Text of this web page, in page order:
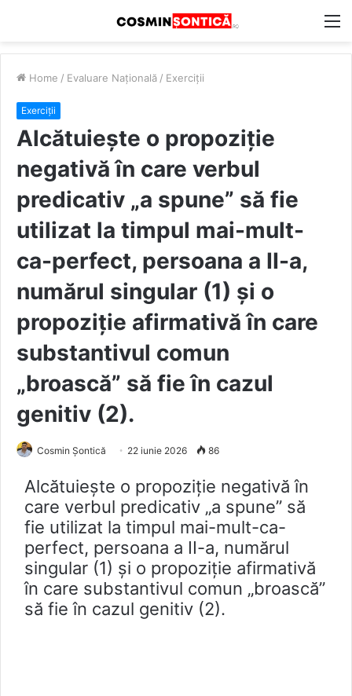
Home / Evaluare Națională / Exerciții
Exerciții
Alcătuiește o propoziție
negativă în care verbul
predicativ „a spune” să fie
utilizat la timpul mai-mult-
ca-perfect, persoana a II-a,
numărul singular (1) și o
propoziție afirmativă în care
substantivul comun
„broască” să fie în cazul
genitiv (2).
Cosmin Șontică 22 iunie 2026 86
Alcătuiește o propoziție negativă în
care verbul predicativ „a spune” să
fie utilizat la timpul mai-mult-ca-
perfect, persoana a II-a, numărul
singular (1) și o propoziție afirmativă
în care substantivul comun „broască”
să fie în cazul genitiv (2).